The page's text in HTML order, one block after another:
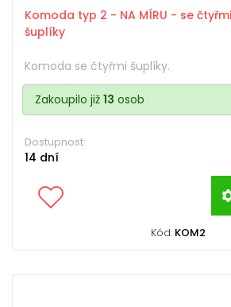
Komoda typ 2 - NA MÍRU - se
šuplíky
Komoda se čtyřmi šuplíky.
Zakoupilo již 13 osob
Dostupnost:
14 dní
Kód: KOM2